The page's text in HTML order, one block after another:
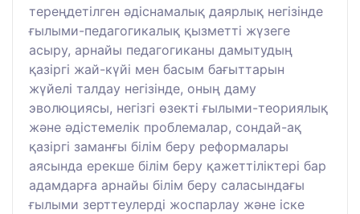
тереңдетілген әдіснамалық даярлық негізінде
ғылыми-педагогикалық қызметті жүзеге
асыру, арнайы педагогиканы дамытудың
қазіргі жай-күйі мен басым бағыттарын
жүйелі талдау негізінде, оның даму
эволюциясы, негізгі өзекті ғылыми-теориялық
және әдістемелік проблемалар, сондай-ақ
қазіргі заманғы білім беру реформалары
аясында ерекше білім беру қажеттіліктері бар
адамдарға арнайы білім беру саласындағы
ғылыми зерттеулерді жоспарлау және іске